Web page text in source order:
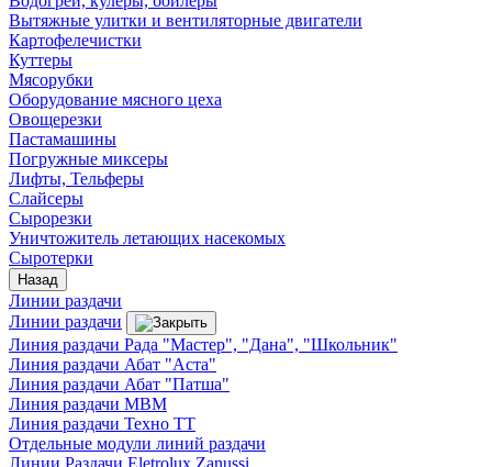
Вытяжные улитки и вентиляторные двигатели
Картофелечистки
Куттеры
Мясорубки
Оборудование мясного цеха
Овощерезки
Пастамашины
Погружные миксеры
Лифты, Тельферы
Слайсеры
Сырорезки
Уничтожитель летающих насекомых
Сыротерки
Назад
Линии раздачи
Линии раздачи
Линия раздачи Рада "Мастер", "Дана", "Школьник"
Линия раздачи Абат "Аста"
Линия раздачи Абат "Патша"
Линия раздачи МВМ
Линия раздачи Техно ТТ
Отдельные модули линий раздачи
Линии Раздачи Eletrolux Zanussi